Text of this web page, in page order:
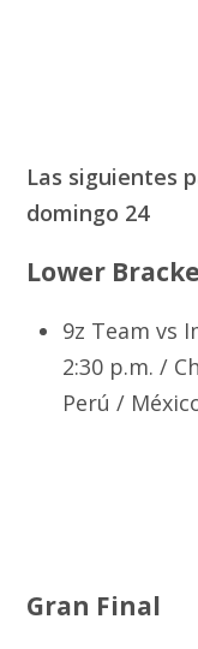
Las siguientes
domingo 24
Lower
9z Team vs
2:30 p.m. /
Perú /
Gran Final